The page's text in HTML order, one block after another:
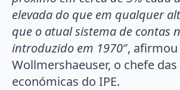
elevada do que em qualquer
que o atual sistema de contas
introduzido em 1970″, afirmou
Wollmershaeuser, o chefe
económicas do IPE.